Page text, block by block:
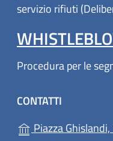
servizio rifiuti
Procedura per le
CONTATTI
Piazza